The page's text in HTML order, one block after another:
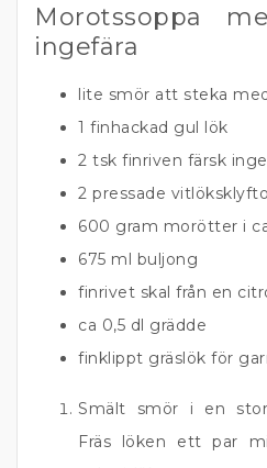
Morotssoppa
ingefära
lite smör att steka
1 finhackad gul lök
2 tsk finriven färsk
2 pressade
600 gram morötter i
675 ml buljong
finrivet skal från en
ca 0,5 dl grädde
finklippt gräslök för
Smält smör i en
Fräs löken ett par